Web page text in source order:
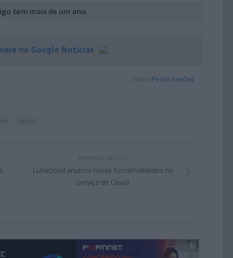
tem mais de um ano
no Google Notícias
Autor: Pedro Simões
Lunacloud anuncia novas funcionalidades no
serviço de Cloud